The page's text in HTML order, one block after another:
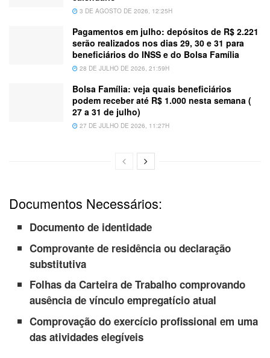
3 DE AGOSTO DE 2026, 12:25H
Pagamentos em julho: depósitos de R$ 2.221
serão realizados nos dias 29, 30 e 31 para
beneficiários do INSS e do Bolsa Família
28 DE JULHO DE 2026, 21:59H
Bolsa Família: veja quais beneficiários
podem receber até R$ 1.000 nesta semana (
27 a 31 de julho)
27 DE JULHO DE 2026, 11:27H
Documentos Necessários:
Documento de identidade
Comprovante de residência ou declaração
substitutiva
Folhas da Carteira de Trabalho comprovando
ausência de vínculo empregatício atual
Comprovação do exercício profissional em uma
das atividades elegíveis